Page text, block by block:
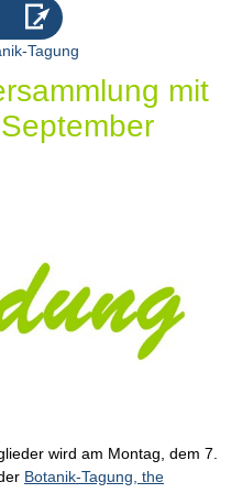
Tagung
mit
wird am Montag, dem 7.
Botanik-Tagung, the